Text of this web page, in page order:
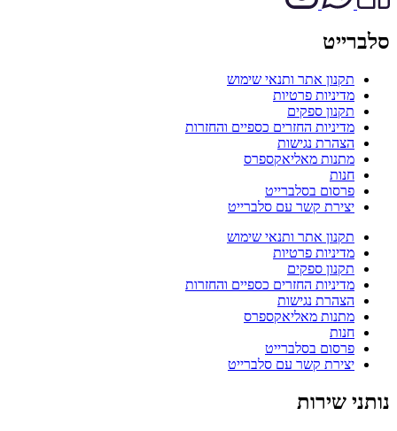
סלברייט
תקנון אתר ותנאי שימוש
מדיניות פרטיות
תקנון ספקים
מדיניות החזרים כספיים והחזרות
הצהרת נגישות
מתנות מאליאקספרס
חנות
פרסום בסלברייט
יצירת קשר עם סלברייט
תקנון אתר ותנאי שימוש
מדיניות פרטיות
תקנון ספקים
מדיניות החזרים כספיים והחזרות
הצהרת נגישות
מתנות מאליאקספרס
חנות
פרסום בסלברייט
יצירת קשר עם סלברייט
נותני שירות